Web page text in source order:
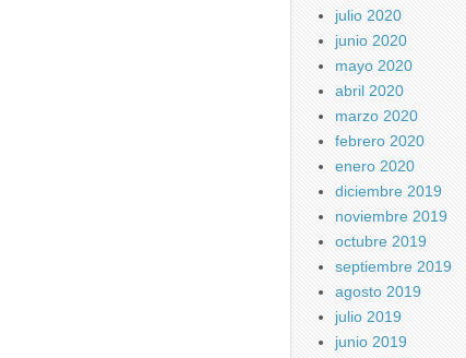
julio 2020
junio 2020
mayo 2020
abril 2020
marzo 2020
febrero 2020
enero 2020
diciembre 2019
noviembre 2019
octubre 2019
septiembre 2019
agosto 2019
julio 2019
junio 2019